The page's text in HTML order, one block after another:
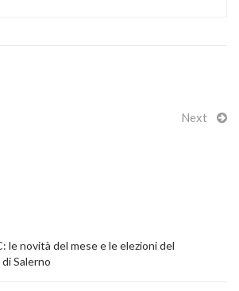
Next
novità del mese e le elezioni del
Salerno